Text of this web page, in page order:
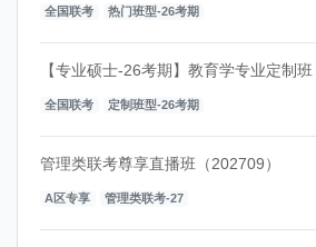
全国联考 热门班型-26考期
【专业硕士-26考期】教育学专业定制班
全国联考 定制班型-26考期
管理类联考尊享直播班（202709）
A区专享 管理类联考-27